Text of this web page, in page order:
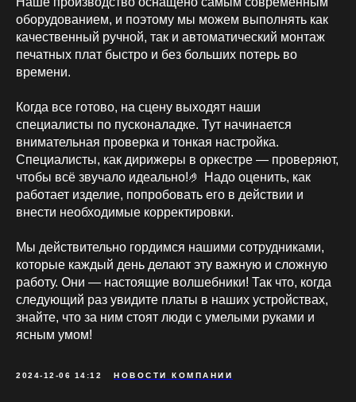
оборудованием, и поэтому мы можем выполнять как
качественный ручной, так и автоматический монтаж
печатных плат быстро и без больших потерь во
времени.
Когда все готово, на сцену выходят наши
специалисты по пусконаладке. Тут начинается
внимательная проверка и тонкая настройка.
Специалисты, как дирижеры в оркестре — проверяют,
чтобы всё звучало идеально!🤌 Надо оценить, как
работает изделие, попробовать его в действии и
внести необходимые корректировки.
Мы действительно гордимся нашими сотрудниками,
которые каждый день делают эту важную и сложную
работу. Они — настоящие волшебники! Так что, когда
следующий раз увидите платы в наших устройствах,
знайте, что за ним стоят люди с умелыми руками и
ясным умом!
2024-12-06 14:12 НОВОСТИ КОМПАНИИ